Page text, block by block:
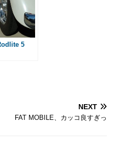
5
NEXT
FAT MOBILE、カッコ良すぎっ